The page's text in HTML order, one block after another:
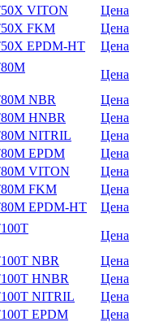
VITON
Цена
FKM
Цена
EPDM-HT
Цена
Цена
NBR
Цена
HNBR
Цена
NITRIL
Цена
EPDM
Цена
VITON
Цена
FKM
Цена
EPDM-HT
Цена
Цена
NBR
Цена
HNBR
Цена
NITRIL
Цена
EPDM
Цена